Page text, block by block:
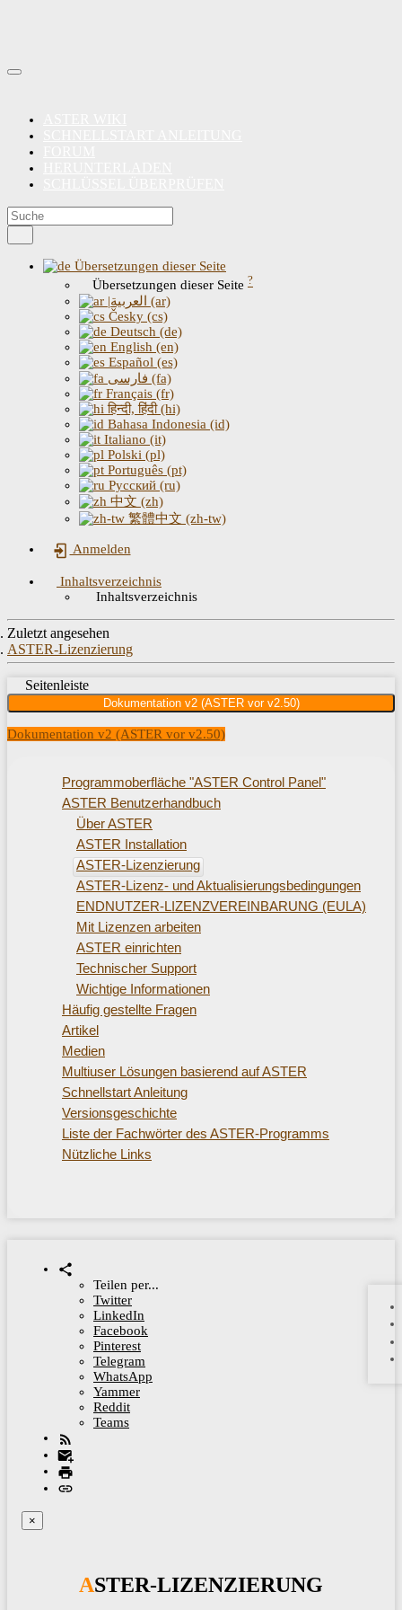
Übersetzungen dieser Seite
Übersetzungen dieser Seite ?
|العربية (ar)
Česky (cs)
Deutsch (de)
English (en)
Español (es)
فارسی (fa)
Français (fr)
हिन्दी, हिंदी (hi)
Bahasa Indonesia (id)
Italiano (it)
Polski (pl)
Português (pt)
Русский (ru)
中文 (zh)
繁體中文 (zh-tw)
Anmelden
Inhaltsverzeichnis
Inhaltsverzeichnis
Zuletzt angesehen
ASTER-Lizenzierung
Seitenleiste
Dokumentation v2 (ASTER vor v2.50)
Dokumentation v2 (ASTER vor v2.50)
Programmoberfläche "ASTER Control Panel"
ASTER Benutzerhandbuch
Über ASTER
ASTER Installation
ASTER-Lizenzierung
ASTER-Lizenz- und Aktualisierungsbedingungen
ENDNUTZER-LIZENZVEREINBARUNG (EULA)
Mit Lizenzen arbeiten
ASTER einrichten
Technischer Support
Wichtige Informationen
Häufig gestellte Fragen
Artikel
Medien
Multiuser Lösungen basierend auf ASTER
Schnellstart Anleitung
Versionsgeschichte
Liste der Fachwörter des ASTER-Programms
Nützliche Links
Teilen per...
Twitter
LinkedIn
Facebook
Pinterest
Telegram
WhatsApp
Yammer
Reddit
Teams
×
ASTER-LIZENZIERUNG